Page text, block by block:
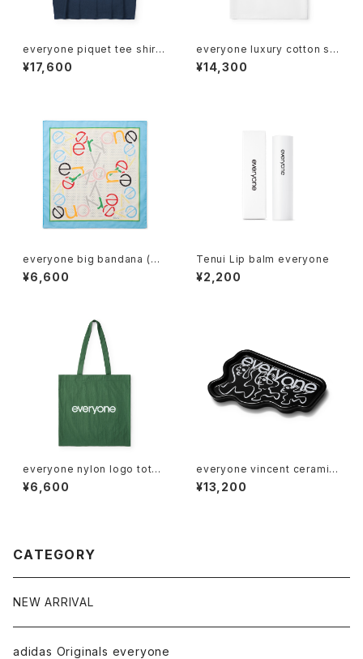
everyone piquet tee shirt
(NAVY)
¥17,600
everyone luxury cotton sh
ort sleeve tee shirt (WHIT
E)
¥14,300
everyone big bandana (M
ULTI)
¥6,600
Tenui Lip balm everyone
¥2,200
everyone nylon logo tote
bag (GREEN)
¥6,600
everyone vincent ceramic
tray (BLACK)
¥13,200
CATEGORY
NEW ARRIVAL
adidas Originals everyone